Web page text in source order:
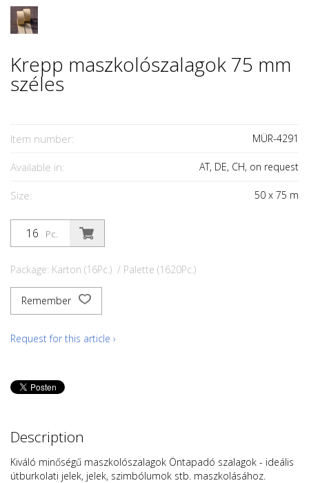
Krepp maszkolószalagok 75 mm
széles
Item number: MÜR-4291
Available in: AT, DE, CH, on request
Size: 50 x 75 m
Pc.
Package: Karton (16Pc.) / Palette (1620Pc.)
Remember
Request for this article ›
Description
Kiváló minőségű maszkolószalagok Öntapadó szalagok - ideális
útburkolati jelek, jelek, szimbólumok stb. maszkolásához.